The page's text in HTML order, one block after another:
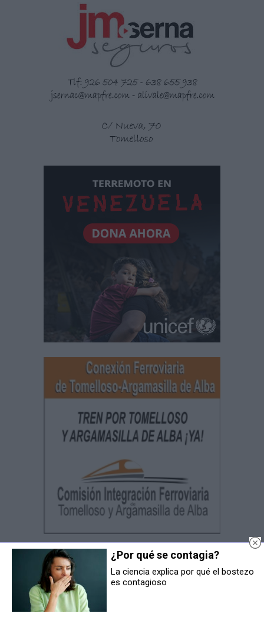
¿Por qué se contagia?
La ciencia explica por qué el bostezo
es contagioso